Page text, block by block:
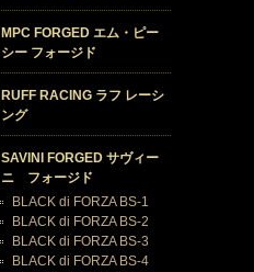
MPC FORGED エム・ピー
シー フォージド
RUFF RACING ラフ レーシ
ング
SAVINI FORGED サヴィー
ニ フォージド
BLACK di FORZA BS-1
BLACK di FORZA BS-2
BLACK di FORZA BS-3
BLACK di FORZA BS-4